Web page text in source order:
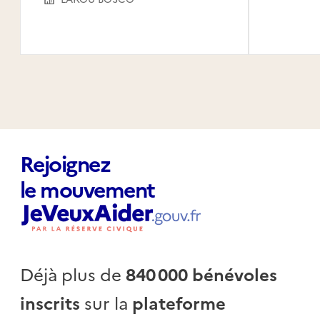
Rejoignez
le mouvement
Déjà plus de840 000 bénévoles
inscrits sur la plateforme